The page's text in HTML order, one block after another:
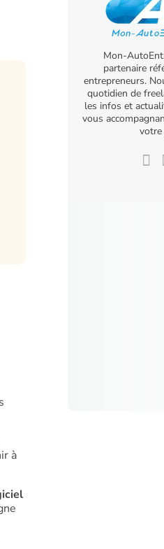
à
Mon-
partenaire
entrepreneurs.
quotidien de
les infos et
vous